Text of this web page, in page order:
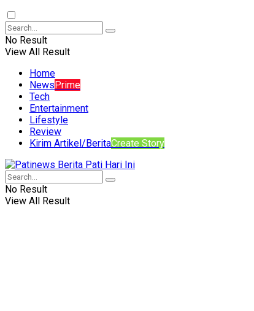
No Result
View All Result
Home
NewsPrime
Tech
Entertainment
Lifestyle
Review
Kirim Artikel/BeritaCreate Story
No Result
View All Result